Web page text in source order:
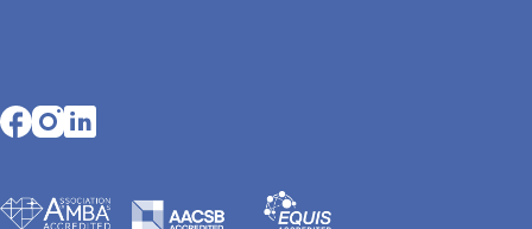
Opens in a new tab
Opens in a new tab
Opens in a new tab